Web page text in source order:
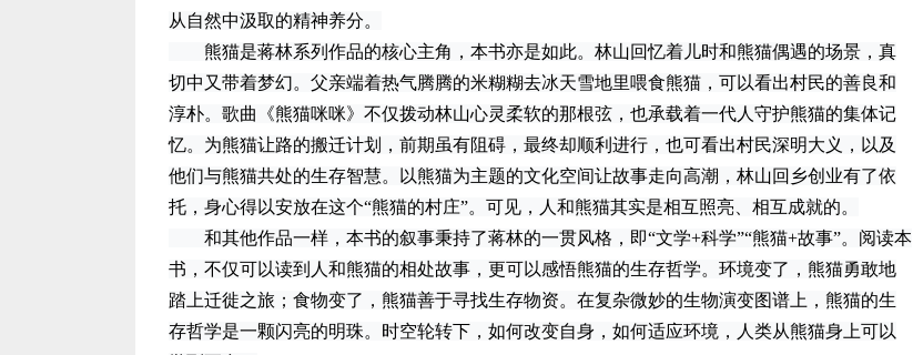
从自然中汲取的精神养分。
熊猫是蒋林系列作品的核心主角，本书亦是如此。林山回忆着儿时和熊猫偶遇的场景，真
切中又带着梦幻。父亲端着热气腾腾的米糊糊去冰天雪地里喂食熊猫，可以看出村民的善良和
淳朴。歌曲《熊猫咪咪》不仅拨动林山心灵柔软的那根弦，也承载着一代人守护熊猫的集体记
忆。为熊猫让路的搬迁计划，前期虽有阻碍，最终却顺利进行，也可看出村民深明大义，以及
他们与熊猫共处的生存智慧。以熊猫为主题的文化空间让故事走向高潮，林山回乡创业有了依
托，身心得以安放在这个“熊猫的村庄”。可见，人和熊猫其实是相互照亮、相互成就的。
和其他作品一样，本书的叙事秉持了蒋林的一贯风格，即“文学+科学”“熊猫+故事”。阅读本
书，不仅可以读到人和熊猫的相处故事，更可以感悟熊猫的生存哲学。环境变了，熊猫勇敢地
踏上迁徙之旅；食物变了，熊猫善于寻找生存物资。在复杂微妙的生物演变图谱上，熊猫的生
存哲学是一颗闪亮的明珠。时空轮转下，如何改变自身，如何适应环境，人类从熊猫身上可以